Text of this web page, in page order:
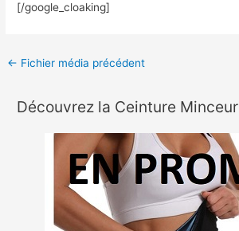
[/google_cloaking]
← Fichier média précédent
Découvrez la Ceinture Minceur